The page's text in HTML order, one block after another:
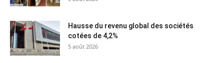
Hausse du revenu global des sociétés
cotées de 4,2%
5 août 2026